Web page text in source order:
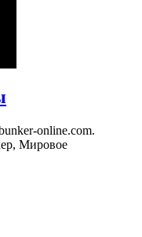
online.com.
Мировое